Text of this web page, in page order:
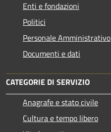
Enti e fondazioni
Politici
Personale Amministrativo
Documenti e dati
CATEGORIE DI SERVIZIO
Anagrafe e stato civile
Cultura e tempo libero